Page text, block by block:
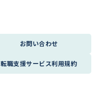
お問い合わせ
転職支援サービス利用規約